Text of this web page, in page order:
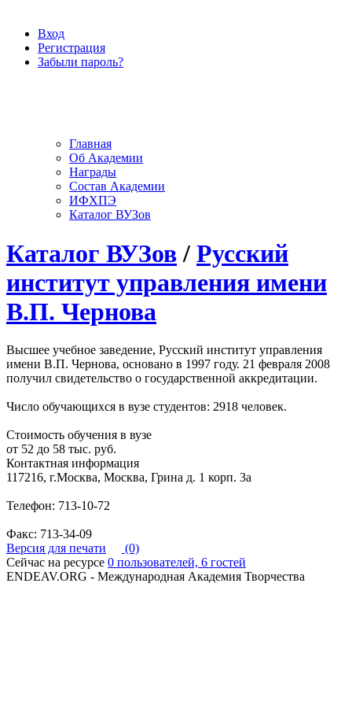
Вход
Регистрация
Забыли пароль?
Главная
Об Академии
Награды
Состав Академии
ИФХПЭ
Каталог ВУЗов
Каталог ВУЗов / Русский
институт управления имени
В.П. Чернова
Высшее учебное заведение, Русский институт управления
имени В.П. Чернова, основано в 1997 году. 21 февраля 2008
получил свидетельство о государственной аккредитации.
Число обучающихся в вузе студентов: 2918 человек.
Стоимость обучения в вузе
от 52 до 58 тыс. руб.
Контактная информация
117216, г.Москва, Москва, Грина д. 1 корп. 3а
Телефон: 713-10-72
Факс: 713-34-09
Версия для печати
(0)
Сейчас на ресурсе 0 пользователей, 6 гостей
ENDEAV.ORG - Международная Академия Творчества